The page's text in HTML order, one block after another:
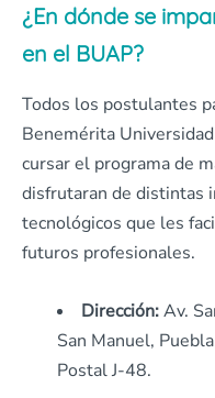
¿En dónde se
en el BUAP?
Todos los postulantes
Benemérita
cursar el programa de
disfrutaran de distintas
tecnológicos que les
futuros profesionales.
Dirección:Av.
San Manuel,
Postal J-48.